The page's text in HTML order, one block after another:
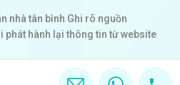
nhà tân bình Ghi rõ nguồn
phát hành lại thông tin từ website
VICTORY REAL